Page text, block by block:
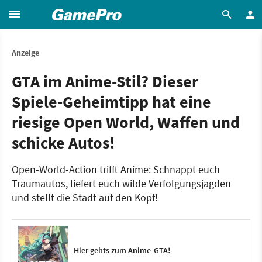
Anzeige
GTA im Anime-Stil? Dieser
Spiele-Geheimtipp hat eine
riesige Open World, Waffen und
schicke Autos!
Open-World-Action trifft Anime: Schnappt euch
Traumautos, liefert euch wilde Verfolgungsjagden
und stellt die Stadt auf den Kopf!
Hier gehts zum Anime-GTA!